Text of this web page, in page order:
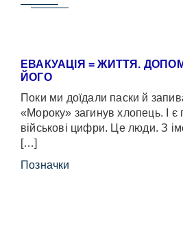
ЕВАКУАЦІЯ = ЖИТТЯ.
ЙОГО
Поки ми доїдали паски й
«Мороку» загинув хлопець. І
військові цифри. Це люди. З
[…]
Позначки